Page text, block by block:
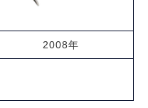
2008年